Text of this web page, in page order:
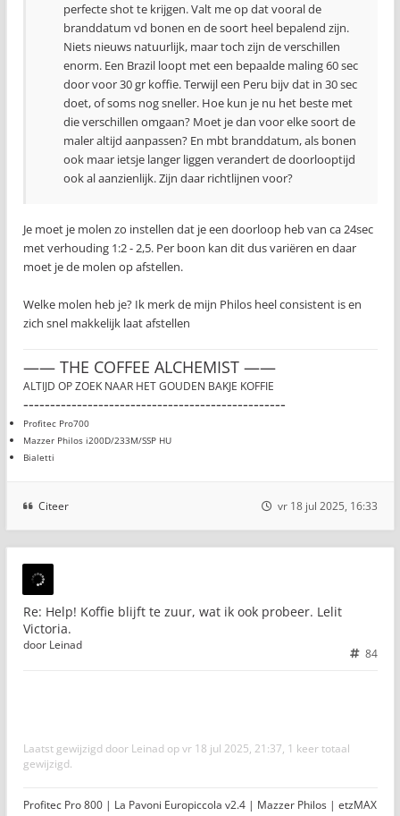
perfecte shot te krijgen. Valt me op dat vooral de
branddatum vd bonen en de soort heel bepalend zijn.
Niets nieuws natuurlijk, maar toch zijn de verschillen
enorm. Een Brazil loopt met een bepaalde maling 60 sec
door voor 30 gr koffie. Terwijl een Peru bijv dat in 30 sec
doet, of soms nog sneller. Hoe kun je nu het beste met
die verschillen omgaan? Moet je dan voor elke soort de
maler altijd aanpassen? En mbt branddatum, als bonen
ook maar ietsje langer liggen verandert de doorlooptijd
ook al aanzienlijk. Zijn daar richtlijnen voor?
Je moet je molen zo instellen dat je een doorloop heb van ca 24sec
met verhouding 1:2 - 2,5. Per boon kan dit dus variëren en daar
moet je de molen op afstellen.
Welke molen heb je? Ik merk de mijn Philos heel consistent is en
zich snel makkelijk laat afstellen
—— THE COFFEE ALCHEMIST ——
ALTIJD OP ZOEK NAAR HET GOUDEN BAKJE KOFFIE
-------------------------------------------------
Profitec Pro700
Mazzer Philos i200D/233M/SSP HU
Bialetti
Citeer vr 18 jul 2025, 16:33
Re: Help! Koffie blijft te zuur, wat ik ook probeer. Lelit
Victoria.
84
door Leinad
Laatst gewijzigd door Leinad op vr 18 jul 2025, 21:37, 1 keer totaal
gewijzigd.
Profitec Pro 800 | La Pavoni Europiccola v2.4 | Mazzer Philos | etzMAX